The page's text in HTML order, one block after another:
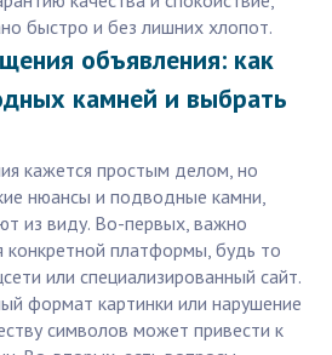
быстро и без лишних хлопот.
объявления: как
камней и выбрать
кажется простым делом, но
нюансы и подводные камни,
из виду. Во-первых, важно
конкретной платформы, будь то
или специализированный сайт.
формат картинки или нарушение
символов может привести к